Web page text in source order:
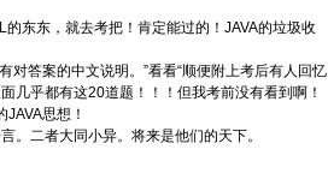
东东，就去考把！肯定能过的！JAVA的垃圾收
答案的中文说明。”看看“顺便附上考后有人回忆
几乎都有这20道题！！！但我考前没有看到啊！
思想！
。二者大同小异。将来是他们的天下。